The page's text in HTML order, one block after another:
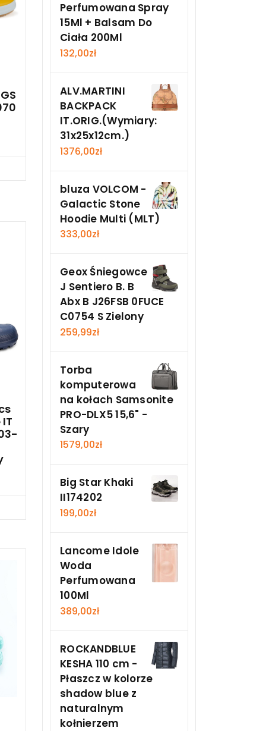
Perfumowana Spray
15Ml + Balsam Do
Ciała 200Ml
132,00zł
ALV.MARTINI
BACKPACK
IT.ORIG.(Wymiary:
31x25x12cm.)
1376,00zł
bluza VOLCOM -
Galactic Stone
Hoodie Multi (MLT)
333,00zł
Geox Śniegowce
J Sentiero B. B
Abx B J26FSB 0FUCE
C0754 S Zielony
259,99zł
Torba
komputerowa
na kołach Samsonite
PRO-DLX5 15,6" -
Szary
1579,00zł
Big Star Khaki
II174202
199,00zł
Lancome Idole
Woda
Perfumowana
100Ml
389,00zł
ROCKANDBLUE
KESHA 110 cm -
Płaszcz w kolorze
shadow blue z
naturalnym
kołnierzem